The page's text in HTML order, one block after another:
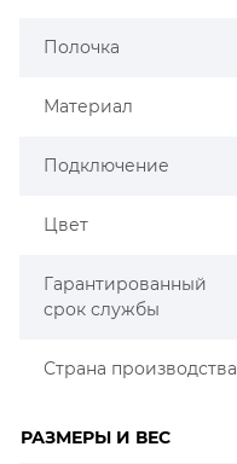
Полочка
Материал
Подключение
Цвет
Гарантированный
срок службы
Страна производства
РАЗМЕРЫ И ВЕС